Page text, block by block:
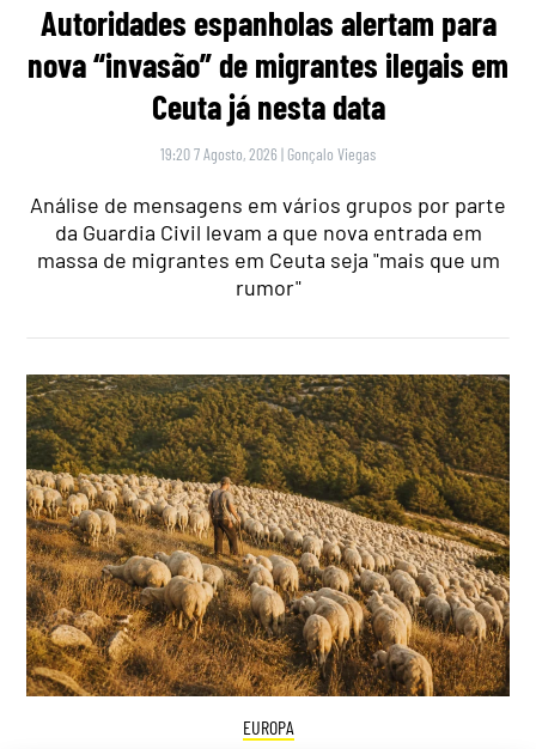
Autoridades espanholas alertam para
nova “invasão” de migrantes ilegais em
Ceuta já nesta data
19:20 7 Agosto, 2026 | Gonçalo Viegas
Análise de mensagens em vários grupos por parte
da Guardia Civil levam a que nova entrada em
massa de migrantes em Ceuta seja "mais que um
rumor"
EUROPA